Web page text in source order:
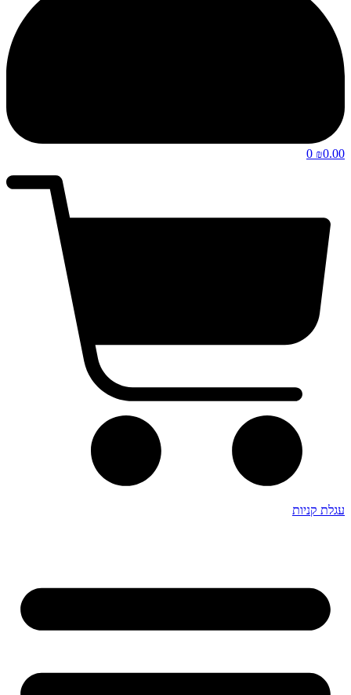
₪0.00
0
עגלת קניות